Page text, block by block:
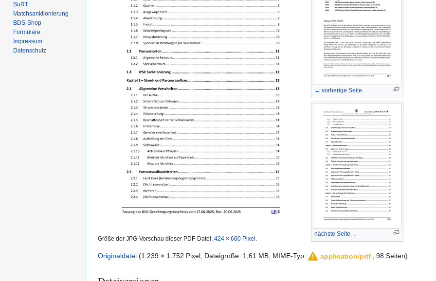
Größe der JPG-Vorschau dieser PDF-Datei: 424 × 600 Pixel
← vorherige Seite
nächste Seite →
Originaldatei (1.239 × 1.752 Pixel, Dateigröße: 1,61 MB, MIME-Typ: application/pdf , 98 Seiten)
SuRT
Match­sanktionierung
BDS-Shop
Formulare
Impressum
Datenschutz